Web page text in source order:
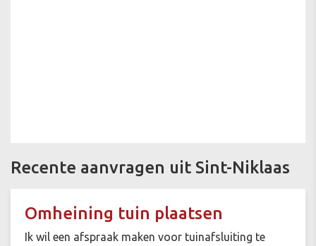
Recente aanvragen uit Sint-Niklaas
Omheining tuin plaatsen
Ik wil een afspraak maken voor tuinafsluiting te